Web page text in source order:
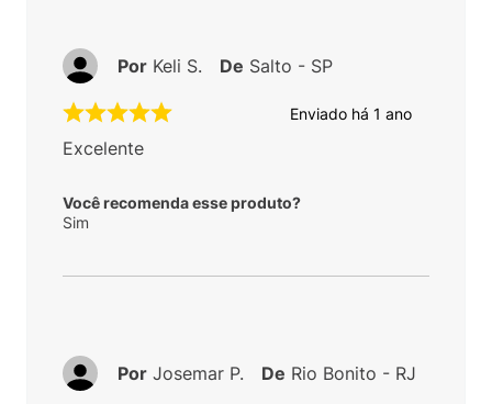
Enviado há 1 ano
Excelente
Você recomenda esse produto?
Sim
Por Keli S. De Salto - SP
Por Josemar P. De Rio Bonito - RJ